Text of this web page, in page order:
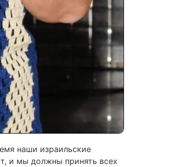
наши израильские
и мы должны принять всех